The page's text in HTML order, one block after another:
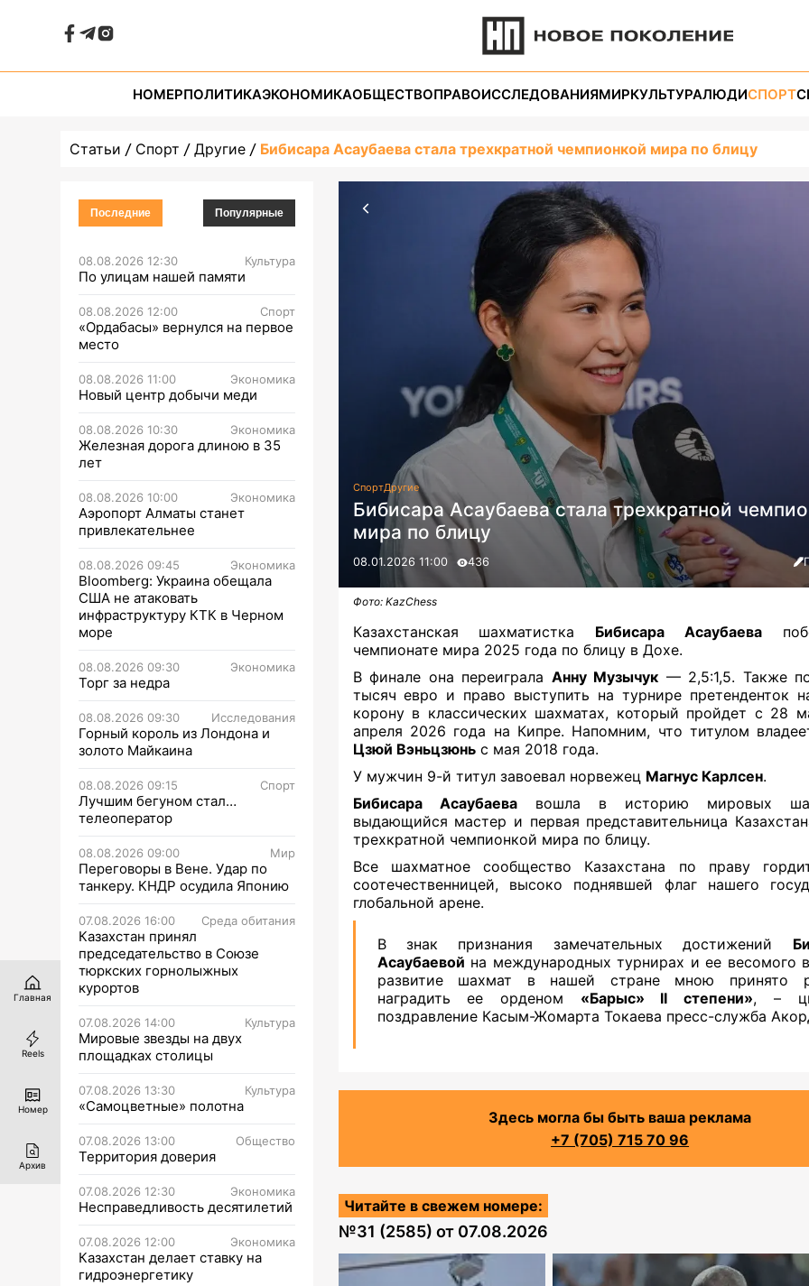
НОМЕРПОЛИТИКАЭКОНОМИКАОБЩЕСТВОПРАВОИССЛЕДОВАНИЯМИРКУЛЬТУРАЛЮДИСПОРТ
Статьи Спорт Другие Бибисара Асаубаева стала трехкратной чемпионкой мира по блицу
Последние Популярные
08.08.2026 12:30 Культура
По улицам нашей памяти
08.08.2026 12:00 Спорт
«Ордабасы» вернулся на первое
место
08.08.2026 11:00 Экономика
Новый центр добычи меди
08.08.2026 10:30 Экономика
Железная дорога длиною в 35
лет
08.08.2026 10:00 Экономика
Аэропорт Алматы станет
привлекательнее
08.08.2026 09:45 Экономика
Bloomberg: Украина обещала
США не атаковать
инфраструктуру КТК в Черном
море
08.08.2026 09:30 Экономика
Торг за недра
08.08.2026 09:30 Исследования
Горный король из Лондона и
золото Майкаина
08.08.2026 09:15 Спорт
Лучшим бегуном стал…
телеоператор
08.08.2026 09:00 Мир
Переговоры в Вене. Удар по
танкеру. КНДР осудила Японию
07.08.2026 16:00 Среда обитания
Казахстан принял
председательство в Союзе
тюркских горнолыжных
курортов
07.08.2026 14:00 Культура
Мировые звезды на двух
площадках столицы
07.08.2026 13:30 Культура
«Самоцветные» полотна
07.08.2026 13:00 Общество
Территория доверия
07.08.2026 12:30 Экономика
Несправедливость десятилетий
07.08.2026 12:00 Экономика
Казахстан делает ставку на
гидроэнергетику
СпортДругие
Бибисара Асаубаева стала трехкратной
мира по блицу
08.01.2026 11:00 436
Фото: KazChess
Казахстанская шахматистка Бибисара Асаубаева
чемпионате мира 2025 года по блицу в Дохе.
В финале она переиграла Анну Музычук — 2,5:1,5. Также
тысяч евро и право выступить на турнире претенденток
корону в классических шахматах, который пройдет c 28
апреля 2026 года на Кипре. Напомним, что титулом
Цзюй Вэньцзюньс мая 2018 года.
У мужчин 9-й титул завоевал норвежец Магнус Карлсен.
Бибисара Асаубаевавошла в историю мировых
выдающийся мастер и первая представительница
трехкратной чемпионкой мира по блицу.
Все шахматное сообщество Казахстана по праву
соотечественницей, высоко поднявшей флаг нашего
глобальной арене.
В знак признания замечательных достижений
Асаубаевой на международных турнирах и ее весомого
развитие шахмат в нашей стране мною принято
наградить ее орденом «Барыс» II степени», –
поздравление Касым-Жомарта Токаева пресс-служба
Здесь могла бы быть ваша реклама
+7 (705) 715 70 96
Читайте в свежем номере:
№31 (2585) от 07.08.2026
Главная
Reels
Номер
Архив